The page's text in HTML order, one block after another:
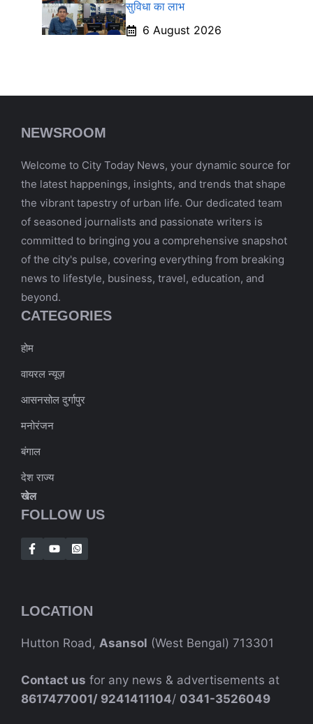
सुविधा का लाभ
6 August 2026
NEWSROOM
Welcome to City Today News, your dynamic source for
the latest happenings, insights, and trends that shape
the vibrant tapestry of urban life. Our dedicated team
of seasoned journalists and passionate writers is
committed to bringing you a comprehensive snapshot
of the city's pulse, covering everything from breaking
news to lifestyle, business, travel, education, and
beyond.
CATEGORIES
होम
वायरल न्यूज़
आसनसोल दुर्गापुर
मनोरंजन
बंगाल
देश राज्य
खेल
FOLLOW US
LOCATION
Hutton Road, Asansol (West Bengal) 713301
Contact us for any news & advertisements at
8617477001/ 9241411104/ 0341-3526049